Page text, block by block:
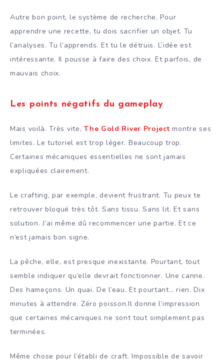
Autre bon point, le système de recherche. Pour
apprendre une recette, tu dois sacrifier un objet. Tu
l’analyses. Tu l’apprends. Et tu le détruis. L’idée est
intéressante. Il pousse à faire des choix. Et parfois, de
mauvais choix.
Les points négatifs du gameplay
Mais voilà. Très vite,The Gold River Project montre ses
limites. Le tutoriel est trop léger. Beaucoup trop.
Certaines mécaniques essentielles ne sont jamais
expliquées clairement.
Le crafting, par exemple, devient frustrant. Tu peux te
retrouver bloqué très tôt. Sans tissu. Sans lit. Et sans
solution. J’ai même dû recommencer une partie. Et ce
n’est jamais bon signe.
La pêche, elle, est presque inexistante. Pourtant, tout
semble indiquer qu’elle devrait fonctionner. Une canne.
Des hameçons. Un quai. De l’eau. Et pourtant… rien. Dix
minutes à attendre. Zéro poisson.Il donne l’impression
que certaines mécaniques ne sont tout simplement pas
terminées.
Même chose pour l’établi de craft. Impossible de savoir